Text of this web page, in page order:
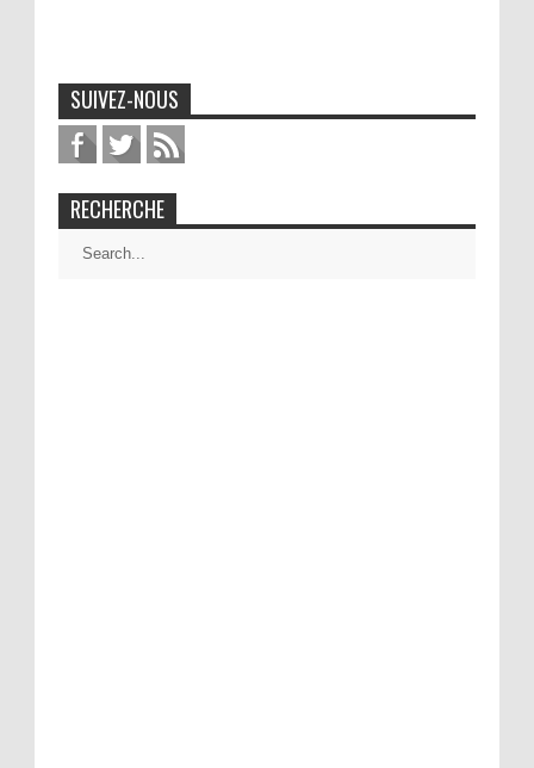
SUIVEZ-NOUS
RECHERCHE